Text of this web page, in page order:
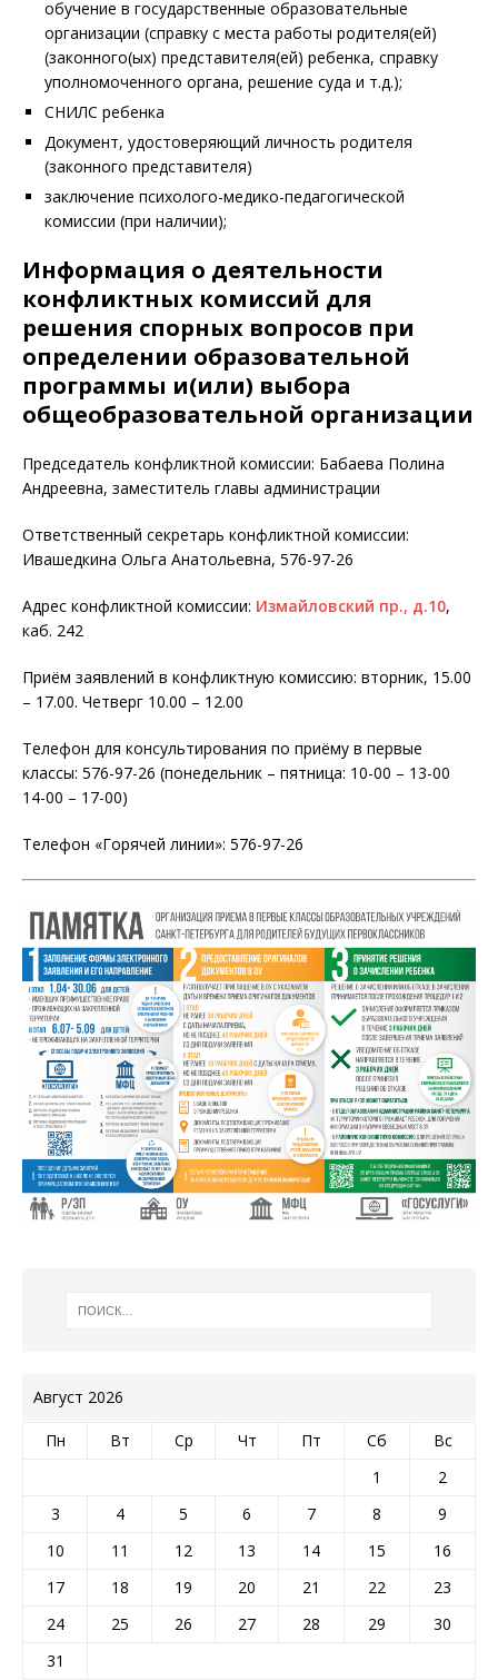
обучение в государственные образовательные
организации (справку с места работы родителя(ей)
(законного(ых) представителя(ей) ребенка, справку
уполномоченного органа, решение суда и т.д.);
СНИЛС ребенка
Документ, удостоверяющий личность родителя
(законного представителя)
заключение психолого-медико-педагогической
комиссии (при наличии);
Информация о деятельности
конфликтных комиссий для
решения спорных вопросов при
определении образовательной
программы и(или) выбора
общеобразовательной организации
Председатель конфликтной комиссии: Бабаева Полина
Андреевна, заместитель главы администрации
Ответственный секретарь конфликтной комиссии:
Ивашедкина Ольга Анатольевна, 576-97-26
Адрес конфликтной комиссии: Измайловский пр., д.10,
каб. 242
Приём заявлений в конфликтную комиссию: вторник, 15.00
– 17.00. Четверг 10.00 – 12.00
Телефон для консультирования по приёму в первые
классы: 576-97-26 (понедельник – пятница: 10-00 – 13-00
14-00 – 17-00)
Телефон «Горячей линии»: 576-97-26
Август 2026
Пн Вт Ср Чт Пт Сб
Вс
1
2
3
4 5 6 7 8
9
10
11 12 13 14 15
16
17
18 19 20 21 22
23
24
25 26 27 28 29
30
31